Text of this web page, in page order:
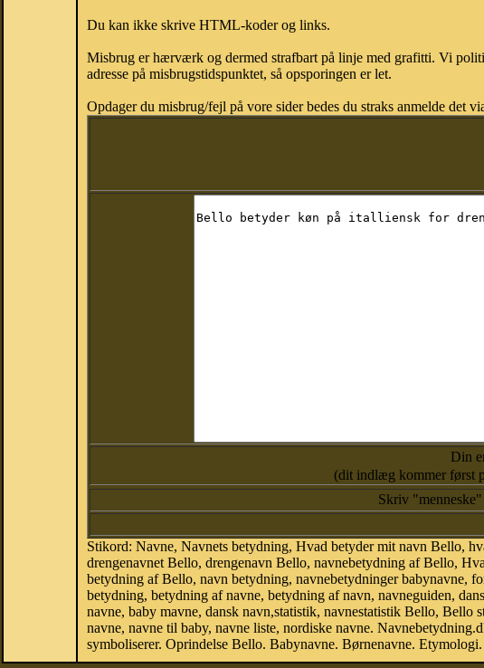
Du kan ikke skrive HTML-koder og links.
Misbrug er hærværk og dermed strafbart på linje med grafitti. Vi
adresse på misbrugstidspunktet, så opsporingen er let.
Opdager du misbrug/fejl på vore sider bedes du straks anmelde det
Din
(dit indlæg kommer først
Skriv
Stikord: Navne, Navnets betydning, Hvad betyder mit navn Bello,
drengenavnet Bello, drengenavn Bello, navnebetydning af Bello,
betydning af Bello, navn betydning, navnebetydninger babynavne,
betydning, betydning af navne, betydning af navn, navneguiden,
navne, baby mavne, dansk navn,statistik, navnestatistik Bello,
navne, navne til baby, navne liste, nordiske navne.
symboliserer. Oprindelse Bello. Babynavne. Børnenavne.